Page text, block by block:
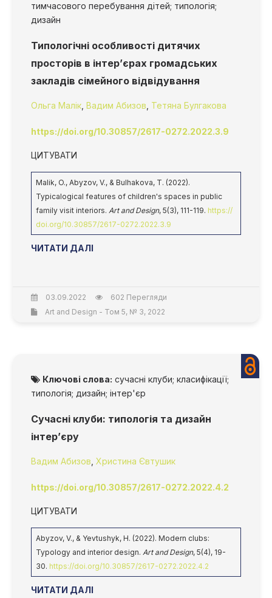
тимчасового перебування дітей; типологія;
дизайн
Типологічні особливості дитячих
просторів в інтер’єрах громадських
закладів сімейного відвідування
Ольга Малік Вадим Абизов Тетяна Булгакова
https://doi.org/10.30857/2617-0272.2022.3.9
ЦИТУВАТИ
Malik, O., Abyzov, V., & Bulhakova, T. (2022).
Typicalogical features of children's spaces in public
family visit interiors. Art and Design, 5(3), 111-119. https://
doi.org/10.30857/2617-0272.2022.3.9
ЧИТАТИ ДАЛІ
03.09.2022
602 Перегляди
Art and Design - Том 5, № 3, 2022
Ключові слова: сучасні клуби; класифікації;
типологія; дизайн; інтер'єр
Сучасні клуби: типологія та дизайн
інтер’єру
Вадим Абизов Христина Євтушик
https://doi.org/10.30857/2617-0272.2022.4.2
ЦИТУВАТИ
Abyzov, V., & Yevtushyk, H. (2022). Modern clubs:
Typology and interior design. Art and Design, 5(4), 19-
30. https://doi.org/10.30857/2617-0272.2022.4.2
ЧИТАТИ ДАЛІ